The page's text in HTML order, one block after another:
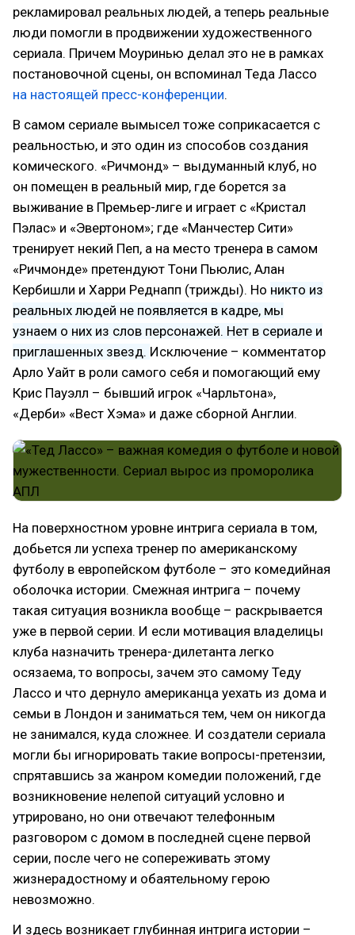
рекламировал реальных людей, а теперь реальные
люди помогли в продвижении художественного
сериала. Причем Моуринью делал это не в рамках
постановочной сцены, он вспоминал Теда Лассо
на настоящей пресс-конференции.
В самом сериале вымысел тоже соприкасается с
реальностью, и это один из способов создания
комического. «Ричмонд» – выдуманный клуб, но
он помещен в реальный мир, где борется за
выживание в Премьер-лиге и играет с «Кристал
Пэлас» и «Эвертоном»; где «Манчестер Сити»
тренирует некий Пеп, а на место тренера в самом
«Ричмонде» претендуют Тони Пьюлис, Алан
Кербишли и Харри Реднапп (трижды). Но никто из
реальных людей не появляется в кадре, мы
узнаем о них из слов персонажей. Нет в сериале и
приглашенных звезд. Исключение – комментатор
Арло Уайт в роли самого себя и помогающий ему
Крис Пауэлл – бывший игрок «Чарльтона»,
«Дерби» «Вест Хэма» и даже сборной Англии.
На поверхностном уровне интрига сериала в том,
добьется ли успеха тренер по американскому
футболу в европейском футболе – это комедийная
оболочка истории. Смежная интрига – почему
такая ситуация возникла вообще – раскрывается
уже в первой серии. И если мотивация владелицы
клуба назначить тренера-дилетанта легко
осязаема, то вопросы, зачем это самому Теду
Лассо и что дернуло американца уехать из дома и
семьи в Лондон и заниматься тем, чем он никогда
не занимался, куда сложнее. И создатели сериала
могли бы игнорировать такие вопросы-претензии,
спрятавшись за жанром комедии положений, где
возникновение нелепой ситуаций условно и
утрировано, но они отвечают телефонным
разговором с домом в последней сцене первой
серии, после чего не сопереживать этому
жизнерадостному и обаятельному герою
невозможно.
И здесь возникает глубинная интрига истории –